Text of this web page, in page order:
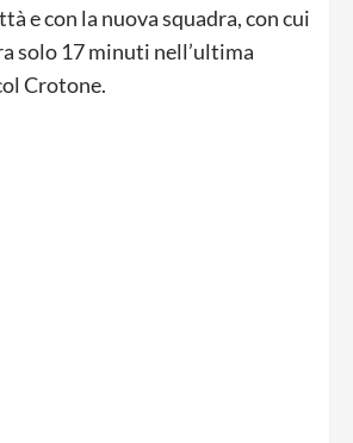
e con la nuova squadra, con cui
solo 17 minuti nell’ultima
Crotone.